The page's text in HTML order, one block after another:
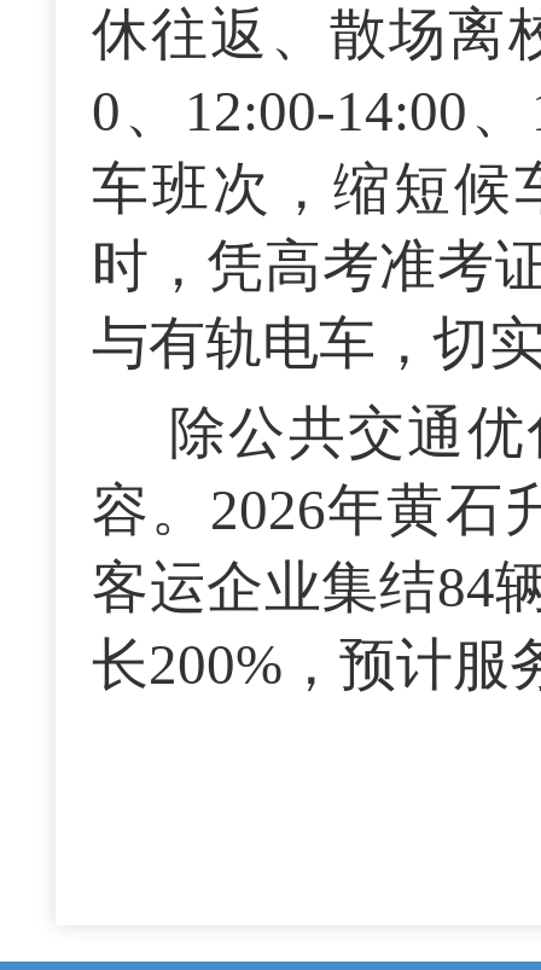
休往返、散场离
0、12:00-14:00
车班次，缩短候
时，凭高考准考
与有轨电车，切
除公共交通
容。2026年黄石
客运企业集结84
长200%，预计服